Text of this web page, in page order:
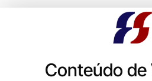
Conteúdo de